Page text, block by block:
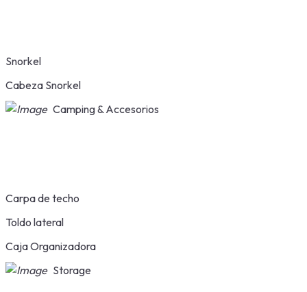
Snorkel
Cabeza Snorkel
Camping & Accesorios
Carpa de techo
Toldo lateral
Caja Organizadora
Storage